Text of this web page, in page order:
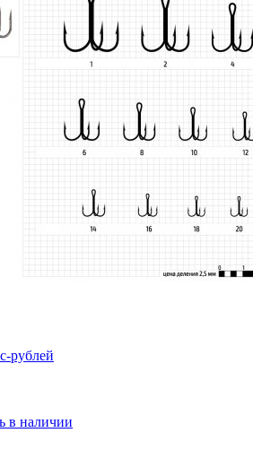
рублей
в наличии